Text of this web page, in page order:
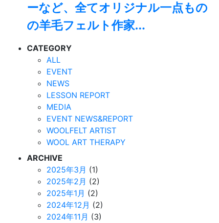
ーなど、全てオリジナル一点もの
の羊毛フェルト作家...
CATEGORY
ALL
EVENT
NEWS
LESSON REPORT
MEDIA
EVENT NEWS&REPORT
WOOLFELT ARTIST
WOOL ART THERAPY
ARCHIVE
2025年3月 (1)
2025年2月 (2)
2025年1月 (2)
2024年12月 (2)
2024年11月 (3)